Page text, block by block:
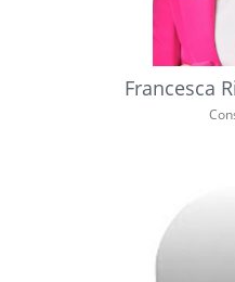
Francesca